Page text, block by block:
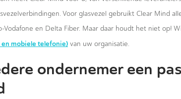
Voor glasvezel gebruikt Clear Mind
Vodafone en Delta Fiber. Maar daar houdt het niet op!
mobiele telefonie) van uw organisatie.
ondernemer een